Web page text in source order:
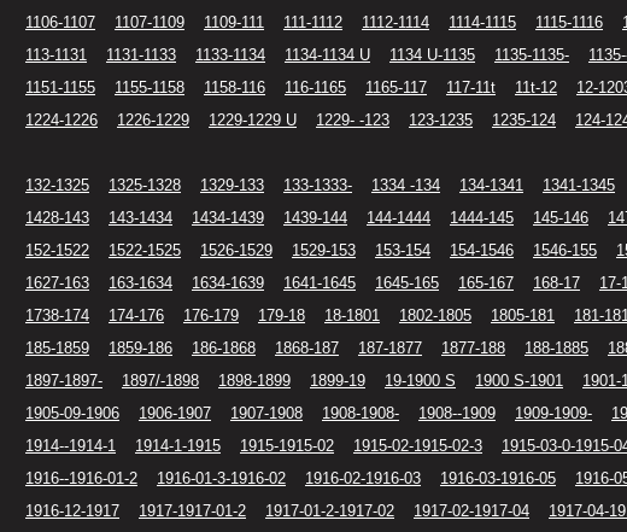
1106-1107
1107-1109 1109-111 111-1112 1112-1114 1114-1115 1115-1116
113-1131
1131-1133 1133-1134 1134-1134 U 1134 U-1135 1135-1135-
1151-1155
1155-1158 1158-116 116-1165 1165-117 117-11t 11t-12 12-
1224-1226
1226-1229 1229-1229 U 1229- -123 123-1235 1235-124 124-
132-1325
1325-1328 1329-133 133-1333- 1334 -134 134-1341 1341-1345
1428-143
143-1434 1434-1439 1439-144 144-1444 1444-145 145-146
152-1522
1522-1525 1526-1529 1529-153 153-154 154-1546 1546-155
1627-163
163-1634 1634-1639 1641-1645 1645-165 165-167 168-17 17-
1738-174
174-176 176-179 179-18 18-1801 1802-1805 1805-181 181-
185-1859
1859-186 186-1868 1868-187 187-1877 1877-188 188-1885
1897-1897-
1897/-1898 1898-1899 1899-19 19-1900 S 1900 S-1901 1901-
1905-09-1906
1906-1907 1907-1908 1908-1908- 1908--1909 1909-1909-
1914--1914-1
1914-1-1915 1915-1915-02 1915-02-1915-02-3 1915-03-0-1915-
1916--1916-01-2
1916-01-3-1916-02 1916-02-1916-03 1916-03-1916-05 1916-
1916-12-1917
1917-1917-01-2 1917-01-2-1917-02 1917-02-1917-04 1917-04-